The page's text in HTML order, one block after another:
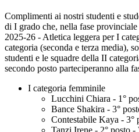
Complimenti ai nostri studenti e
di I grado che, nella fase
2025-26 - Atletica leggera per I
categoria (seconda e terza media),
studenti e le squadre della II
secondo posto parteciperanno alla
I categoria femminile
Lucchini Chiara - 1°
Bance Shakira - 3°
Contestabile Kaya - 3°